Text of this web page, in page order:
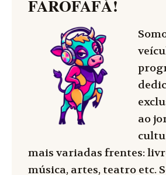
FAROFAFÁ!
ao
mais variadas frentes:
música, artes, teatro etc.